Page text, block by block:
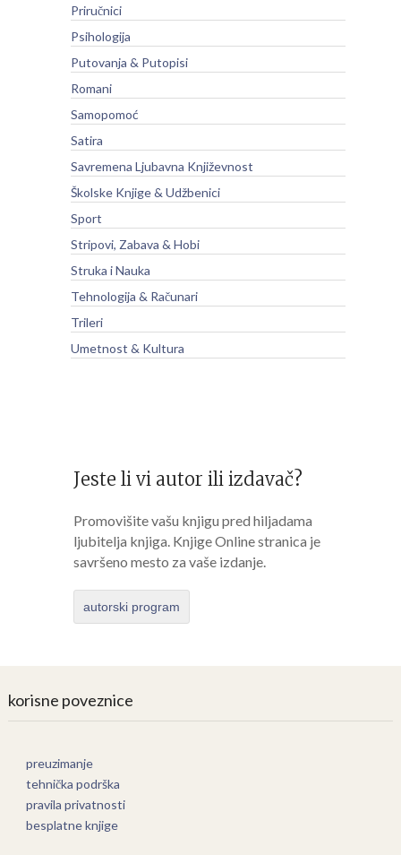
Priručnici
Psihologija
Putovanja & Putopisi
Romani
Samopomoć
Satira
Savremena Ljubavna Književnost
Školske Knjige & Udžbenici
Sport
Stripovi, Zabava & Hobi
Struka i Nauka
Tehnologija & Računari
Trileri
Umetnost & Kultura
Jeste li vi autor ili izdavač?
Promovišite vašu knjigu pred hiljadama
ljubitelja knjiga. Knjige Online stranica je
savršeno mesto za vaše izdanje.
autorski program
korisne poveznice
preuzimanje
tehnička podrška
pravila privatnosti
besplatne knjige